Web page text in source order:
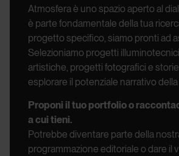
Atmosfera è uno spazio aperto al
è parte fondamentale della tua
progetto specifico, siamo pronti ad
Selezioniamo progetti
artistiche, progetti fotografici e
esplorare il potenziale narrativo della
Proponi il tuo portfolio o
a cui tieni.
Potrebbe diventare parte della
programmazione editoriale o dare il